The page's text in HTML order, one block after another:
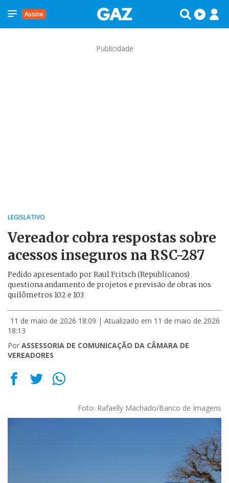
Assine
Publicidade
LEGISLATIVO
Vereador cobra respostas sobre
acessos inseguros na RSC-287
Pedido apresentado por Raul Fritsch (Republicanos)
questiona andamento de projetos e previsão de obras nos
quilômetros 102 e 103
11 de maio de 2026 18:09 | Atualizado em 11 de maio de 2026
18:13
Por ASSESSORIA DE COMUNICAÇÃO DA CÂMARA DE
VEREADORES
Foto: Rafaelly Machado/Banco de Imagens